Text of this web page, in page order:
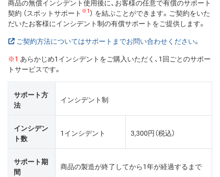
商品の無償インシデント使用後に、お客様の任意で有償のサポート
契約 （スポットサポート ※1） を結ぶことができます。ご契約をいた
だいたお客様にインシデント制の有償サポートをご提供します。
ご契約方法についてはサポートまでお問い合わせください。
※1 あらかじめ1インシデントをご購入いただく、1回ごとのサポー
トサービスです。
サポート方
法
インシデント制
インシデン
ト数
1インシデント 3,300円（税込）
サポート期
間
商品の製造が終了してから1年が経過するまで